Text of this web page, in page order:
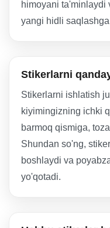
himoyani ta'minlaydi
yangi hidli
Stikerlarni
Stikerlarni ishlatish
kiyimingizning ichki
barmoq qismiga,
Shundan so'ng,
boshlaydi va
yo'qotadi.